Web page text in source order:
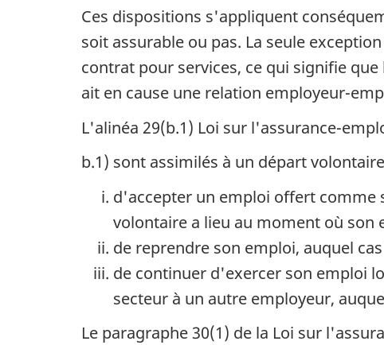
Ces dispositions s'appliquent
soit assurable ou pas. La seule
contrat pour services, ce qui signifie
ait en cause une relation employeur-
L'alinéa 29(b.1) Loi sur l'assurance-
b.1) sont assimilés à un départ
d'accepter un emploi offert comme
volontaire a lieu au moment où son
de reprendre son emploi, auquel
de continuer d'exercer son emploi
secteur à un autre employeur,
Le paragraphe 30(1) de la Loi sur